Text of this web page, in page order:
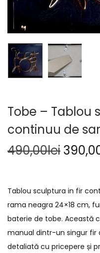
Tobe – Tablou
continuu de
490,00lei
Tablou sculptura in fir
rama neagra 24×18 cm,
baterie de tobe. Această
manual dintr-un singur fir
detaliată cu pricepere și